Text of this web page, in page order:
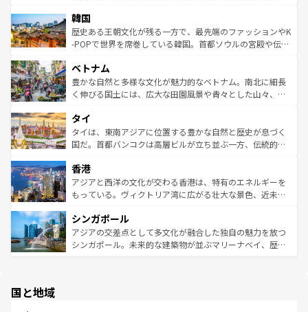
ワイを、存分に味わってほしい。 なお、新着のハワイ情報
はコンテンツ一覧を参照してほしい。
いる。アクティビティも充実しており、サーフィンやダイ
ビング、ハイキングなど、アウトドア好きにはたまらな
い。オーストラリアの多彩な魅力を存分に味わいつくそ
参照してほしい。
ン）、静ひつな山岳地帯である台湾東部など、都市の喧騒
と山間の静けさが共存しており、訪れる人に新しい発見と
驚きをもたらしてくれる。また、奥深い台湾の食文化も魅
容にもいいと評判のスイーツなど、バラエティ豊かな料理
が味わえる。 なお、新着の台湾情報は コンテンツ一覧を参
照してほしい。
韓国
歴史ある王朝文化が残る一方で、最先端のファッションやK
-POPで世界を席巻している韓国。首都ソウルの宮殿や伝統
き、地方に足を延ばせば四季折々の自然美を楽しむことが
できる。そして、キムチや焼肉、絶品のストリートフード
まで、さまざまな韓国料理が待っている。夜には、韓国な
リティに包まれながら、韓国の多彩な魅力を心ゆくまで味
わってみてほしい。 なお、新着の韓国情報はコンテンツ一
覧を参照してほしい。
ベトナム
豊かな自然と多様な文化が魅力的なベトナム。南北に細長
く伸びる国土には、広大な田園風景や青々とした山々、世
急速な発展と共に伝統が息づく。ハノイの古い町並みやホ
ーチミン市のフランス統治時代の建物も、独特の雰囲気を
醸し出している。また、バラエティの豊かさとおいしさで
とつ。フォーやバインミー、ベトナムコーヒーなどは、ぜ
ひ現地で味わいたい。どの地域を訪れてもあたたかい人々
が旅行者を迎えてくれるので、きっと忘れられない旅にな
参照してほしい。
タイ
タイは、東南アジアに位置する豊かな自然と歴史が息づく
国だ。首都バンコクは高層ビルが立ち並ぶ一方、伝統的な
の活気が交差している。北部ではチェンマイなどの山岳地
帯で自然と触れ合い、南部ではプーケットやクラビの美し
いビーチでリゾート気分を楽しむことができる。タイ料理
激する。気候は一年中温暖で、どの季節にも異なる楽しみ
が待っている。親しみやすいタイの人々、仏教を中心とし
た文化、そして多様な観光資源が、訪れる旅人を魅了し続
香港
アジアと西洋の文化が交わる香港は、特有のエネルギーを
もっている。ヴィクトリア湾に広がる壮大な景色、近未来
み、どこを訪れても感動するはず。観光スポットが密集し
ており、効率よく見どころを回れるのも魅力。息をのむよ
うな絶景から文化的な体験まで、香港を存分に楽しみ尽く
シンガポール
アジアの交差点として多文化が融合した独自の魅力を放つ
シンガポール。未来的な建築物が並ぶマリーナベイ、歴史
国と地域